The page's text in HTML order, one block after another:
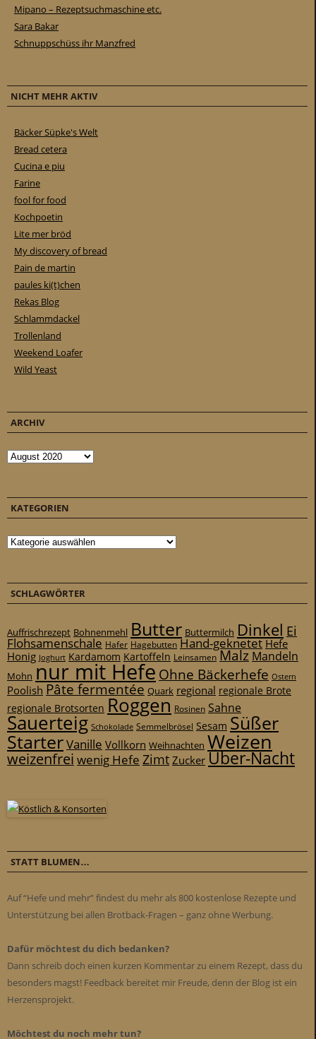
Mipano – Rezeptsuchmaschine etc.
Sara Bakar
Schnuppschüss ihr Manzfred
NICHT MEHR AKTIV
Bäcker Süpke's Welt
Bread cetera
Cucina e piu
Farine
fool for food
Kochpoetin
Lite mer bröd
My discovery of bread
Pain de martin
paules ki(t)chen
Rekas Blog
Schlammdackel
Trollenland
Weekend Loafer
Wild Yeast
ARCHIV
Archiv
KATEGORIEN
Kategorien
SCHLAGWÖRTER
Auffrischrezept Bohnenmehl Butter Buttermilch Dinkel Ei
Flohsamenschale Hafer Hagebutten Hand-geknetet Hefe
Honig Joghurt Kardamom Kartoffeln Leinsamen Malz Mandeln
Mohn nur mit Hefe Ohne Bäckerhefe Ostern
Poolish Pâte fermentée Quark regional regionale Brote
regionale Brotsorten Roggen Rosinen Sahne
Sauerteig Schokolade Semmelbrösel Sesam Süßer
StarterVanille Vollkorn Weihnachten Weizen
weizenfrei wenig Hefe ZimtZuckerÜber-Nacht
STATT BLUMEN…
Auf “Hefe und mehr” findest du mehr als 800 kostenlose Rezepte und
Unterstützung bei allen Brotback-Fragen – ganz ohne Werbung.
Dafür möchtest du dich bedanken?
Dann schreib doch einen kurzen Kommentar zu einem Rezept, dass du
besonders magst! Feedback bereitet mir Freude, denn der Blog ist ein
Herzensprojekt.
Möchtest du noch mehr tun?